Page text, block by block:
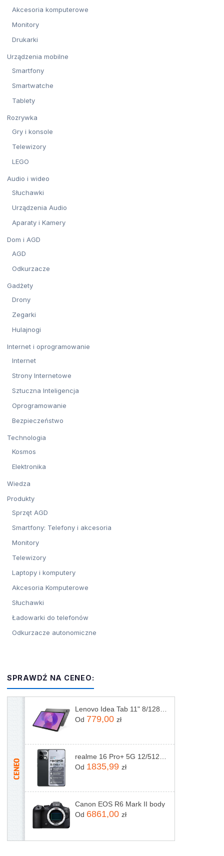
Akcesoria komputerowe
Monitory
Drukarki
Urządzenia mobilne
Smartfony
Smartwatche
Tablety
Rozrywka
Gry i konsole
Telewizory
LEGO
Audio i wideo
Słuchawki
Urządzenia Audio
Aparaty i Kamery
Dom i AGD
AGD
Odkurzacze
Gadżety
Drony
Zegarki
Hulajnogi
Internet i oprogramowanie
Internet
Strony Internetowe
Sztuczna Inteligencja
Oprogramowanie
Bezpieczeństwo
Technologia
Kosmos
Elektronika
Wiedza
Produkty
Sprzęt AGD
Smartfony: Telefony i akcesoria
Monitory
Telewizory
Laptopy i komputery
Akcesoria Komputerowe
Słuchawki
Ładowarki do telefonów
Odkurzacze autonomiczne
SPRAWDŹ NA CENEO:
Od 779,00 zł
Od 1835,99 zł
Canon EOS R6 Mark II body
Od 6861,00 zł